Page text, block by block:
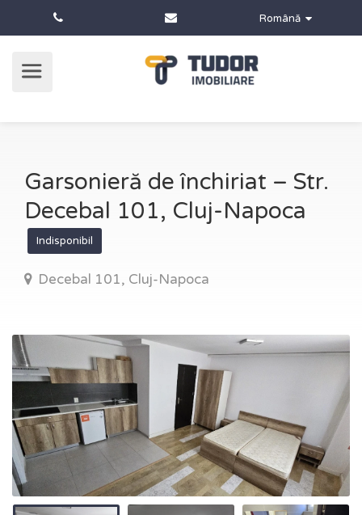
Română
Garsonieră de închiriat – Str.
Decebal 101, Cluj-Napoca
Indisponibil
Decebal 101, Cluj-Napoca